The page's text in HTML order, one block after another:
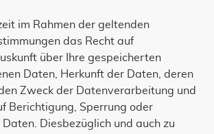
im Rahmen der geltenden
das Recht auf
über Ihre gespeicherten
Daten, Herkunft der Daten, deren
Zweck der Datenverarbeitung und
Berichtigung, Sperrung oder
Daten. Diesbezüglich und auch zu